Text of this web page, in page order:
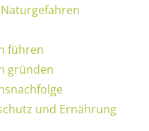
führen
gründen
und Ernährung